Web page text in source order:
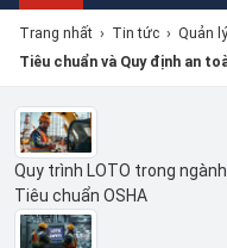
Trang nhất › Tin tức › Quản
Tiêu chuẩn và Quy định an
Quy trình LOTO trong
Tiêu chuẩn OSHA